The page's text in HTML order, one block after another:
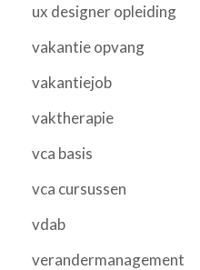
ux designer opleiding
vakantie opvang
vakantiejob
vaktherapie
vca basis
vca cursussen
vdab
verandermanagement